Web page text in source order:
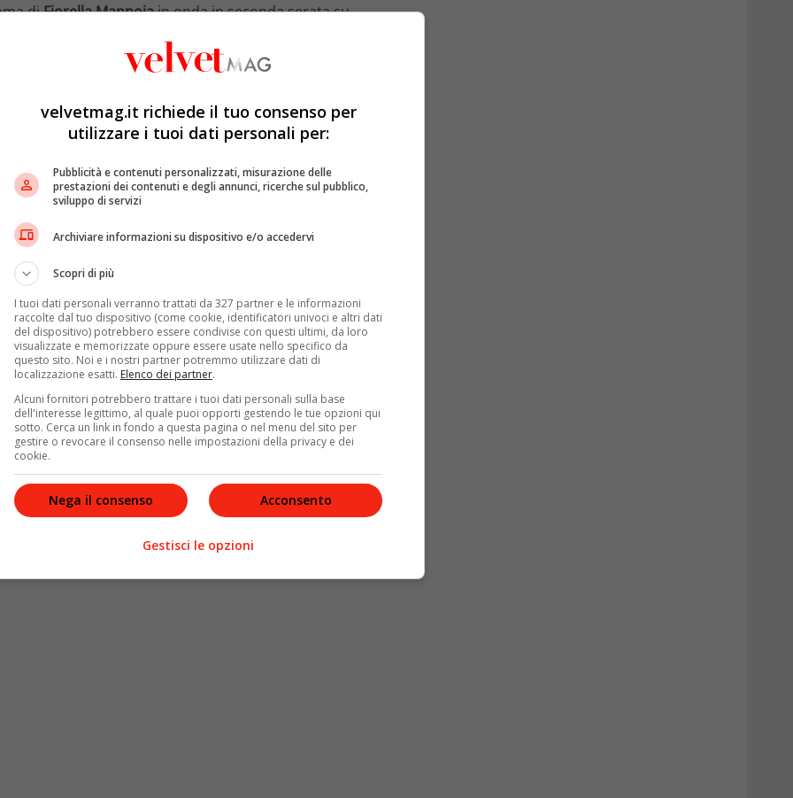
diFiorella Mannoiain onda in seconda serata su
, che ha esordito sugli schermi proprio lo stesso 25
, ma anche difilosofiaecomicità
illunedì, ilgiovedìe ilvenerdì.
che è successo in un determinato giorno e come
tanti spunti di riflessioni e ovviamente la musica
rilasciata all’agenzia di stampaANSA.Caparezza,
personaggi ancora che si alterneranno nel corso
Rapone , giovane comico, e Ilaria Gaspari
in onda su Rai Tre.
piccola
si alterneranno: da quelli più leggeri, come ilWorld
come la morte del maratoneta etiopeAbebe
scarpe e fu un personaggio importantissimo a
che andrà in onda dal prossimo febbraio sta
nulla. Eppure, per il futuro l’artista non ha
dell’evento musicale più importante d’Italia.
Ad esempio di fare l’attrice non mi passava
di fare la tv non era nei miei pensieri, eppure
ha concluso la cantante. Di certo anche questa
velvetmag.it richiede il tuo consenso per
utilizzare i tuoi dati personali per:
Pubblicità e contenuti personalizzati, misurazione delle
prestazioni dei contenuti e degli annunci, ricerche sul pubblico,
sviluppo di servizi
Archiviare informazioni su dispositivo e/o accedervi
Scopri di più
I tuoi dati personali verranno trattati da 327 partner e le informazioni
raccolte dal tuo dispositivo (come cookie, identificatori univoci e altri dati
del dispositivo) potrebbero essere condivise con questi ultimi, da loro
visualizzate e memorizzate oppure essere usate nello specifico da
questo sito. Noi e i nostri partner potremmo utilizzare dati di
localizzazione esatti. Elenco dei partner.
Alcuni fornitori potrebbero trattare i tuoi dati personali sulla base
dell'interesse legittimo, al quale puoi opporti gestendo le tue opzioni qui
sotto. Cerca un link in fondo a questa pagina o nel menu del sito per
gestire o revocare il consenso nelle impostazioni della privacy e dei
cookie.
Acconsento
Nega il consenso
Gestisci le opzioni